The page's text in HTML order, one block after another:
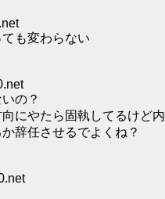
も変わらない
の？
にやたら固執してるけど内
辞任させるでよくね？